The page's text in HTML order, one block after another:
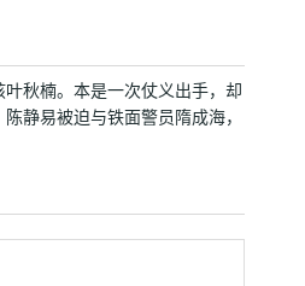
秋楠。本是一次仗义出手，却
静易被迫与铁面警员隋成海，